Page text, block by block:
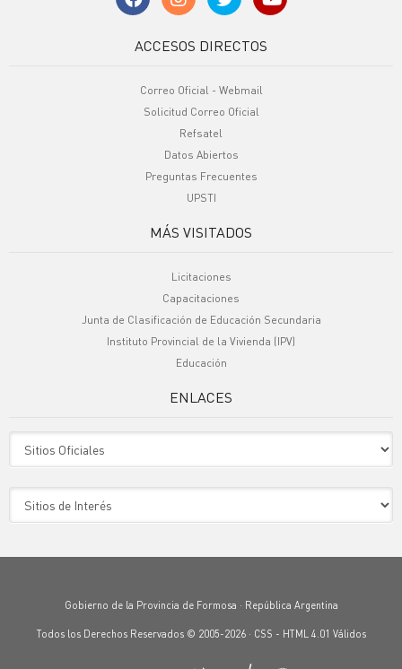
ACCESOS DIRECTOS
Correo Oficial - Webmail
Solicitud Correo Oficial
Refsatel
Datos Abiertos
Preguntas Frecuentes
UPSTI
MÁS VISITADOS
Licitaciones
Capacitaciones
Junta de Clasificación de Educación Secundaria
Instituto Provincial de la Vivienda (IPV)
Educación
ENLACES
Gobierno de la Provincia de Formosa · República Argentina
Todos los Derechos Reservados © 2005-2026 · CSS - HTML 4.01 Válidos